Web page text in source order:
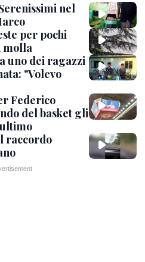
nel
per pochi
molla
uno dei ragazzi
"Volevo
Federico
del basket gli
raccordo